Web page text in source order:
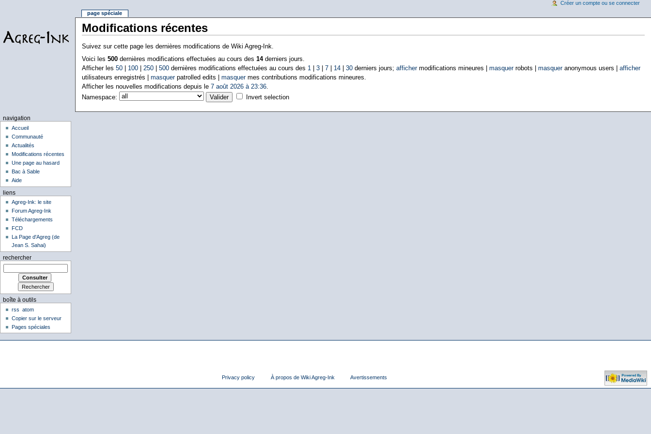
Modifications récentes
Suivez sur cette page les dernières modifications de Wiki Agreg-Ink.
Voici les 500dernières modifications effectuées au cours des 14derniers jours.
Afficher les 50| 100| 250| 500dernières modifications effectuées au cours des 1 3| 7| 14| 30derniers jours; affichermodifications mineures | masquerrobots | masqueranonymous users | afficher
utilisateurs enregistrés | masquerpatrolled edits | masquermes contributions modifications mineures.
Afficher les nouvelles modifications depuis le 7 août 2026 à 23:36.
Namespace:
Invert selection
page spéciale
Créer un compte ou se connecter
navigation
Accueil
Communauté
Actualités
Modifications récentes
Une page au hasard
Bac à Sable
Aide
liens
Agreg-Ink: le site
Forum Agreg-Ink
Téléchargements
FCD
La Page d'Agreg (de
Jean S. Sahai)
rechercher
boîte à outils
rss
atom
Copier sur le serveur
Pages spéciales
Privacy policy À propos de Wiki Agreg-Ink Avertissements